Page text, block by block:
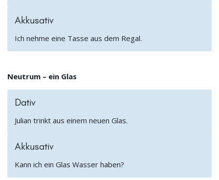
Akkusativ
Ich nehme eine Tasse aus dem Regal.
Neutrum – ein Glas
Dativ
Julian trinkt aus einem neuen Glas.
Akkusativ
Kann ich ein Glas Wasser haben?